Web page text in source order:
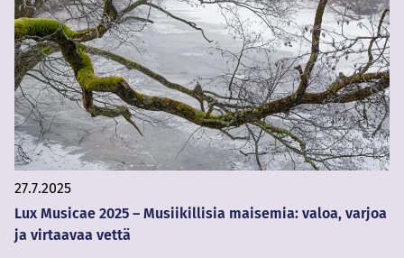
27.7.2025
Lux Musicae 2025 – Musiikillisia maisemia: valoa, varjoa
ja virtaavaa vettä